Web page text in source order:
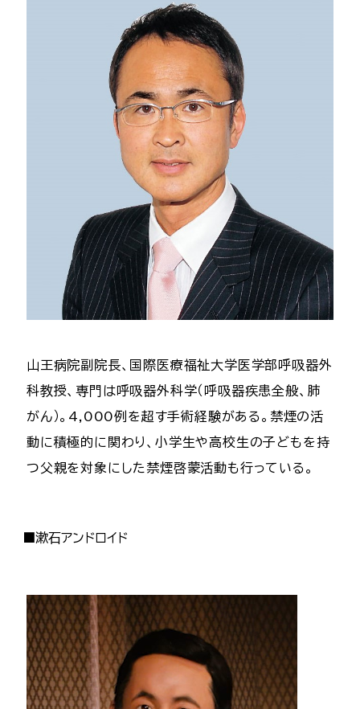
山王病院副院長、国際医療福祉大学医学部呼吸器外
科教授、専門は呼吸器外科学（呼吸器疾患全般、肺
がん）。4,000例を超す手術経験がある。禁煙の活
動に積極的に関わり、小学生や高校生の子どもを持
つ父親を対象にした禁煙啓蒙活動も行っている。
■漱石アンドロイド